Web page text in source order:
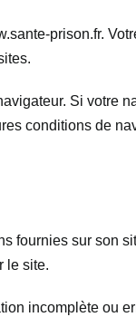
prison.fr.
Si votre
conditions de
fournies sur
le site.
incomplète ou